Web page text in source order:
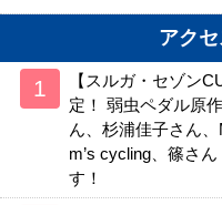
アク
【スルガ・セゾン
定！ 弱虫ペダル原
ん、杉浦佳子さん
m’s cycling、篠さ
す！